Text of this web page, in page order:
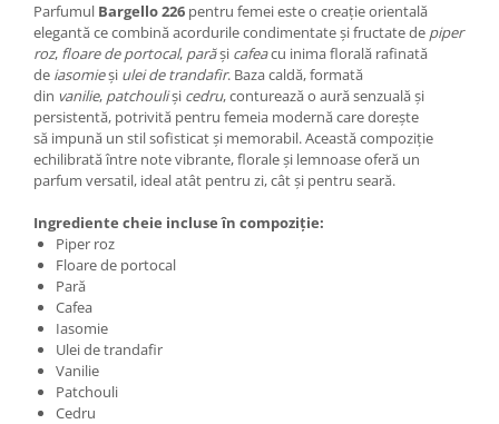
Parfumul Bargello 226 pentru femei este o creație orientală
elegantă ce combină acordurile condimentate și fructate de piper
roz, floare de portocal, parăși cafeacu inima florală rafinată
de iasomieși ulei de trandafir. Baza caldă, formată
din vanilie, patchouliși cedru, conturează o aură senzuală și
persistentă, potrivită pentru femeia modernă care dorește
să impună un stil sofisticat și memorabil. Această compoziție
echilibrată între note vibrante, florale și lemnoase oferă un
parfum versatil, ideal atât pentru zi, cât și pentru seară.
Ingrediente cheie incluse în compoziție:
Piper roz
Floare de portocal
Pară
Cafea
Iasomie
Ulei de trandafir
Vanilie
Patchouli
Cedru